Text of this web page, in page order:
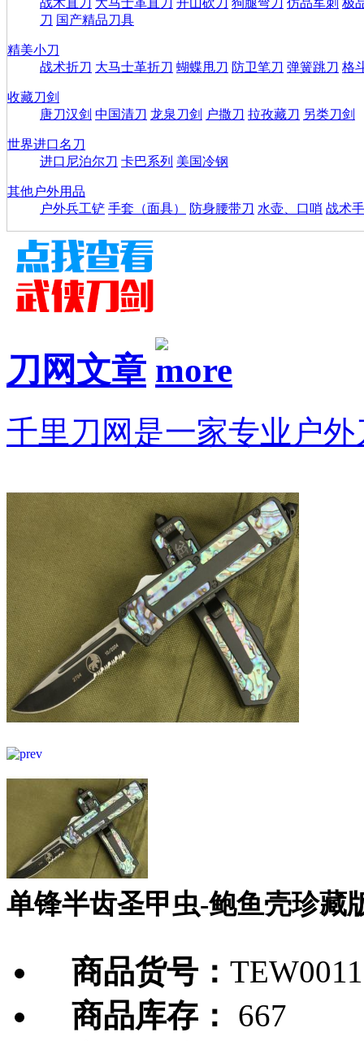
刀 国产精品刀具
精美小刀
战术折刀 大马士革折刀 蝴蝶甩刀 防卫笔刀 弹簧跳刀 格
收藏刀剑
唐刀汉剑 中国清刀 龙泉刀剑 户撒刀 拉孜藏刀 另类刀剑
世界进口名刀
进口尼泊尔刀 卡巴系列 美国冷钢
其他户外用品
户外兵工铲 手套（面具） 防身腰带刀 水壶、口哨 战术
刀网文章
千里刀网是一家专业户
单锋半齿圣甲虫-鲍鱼壳珍藏
商品货号：
商品库存：
667